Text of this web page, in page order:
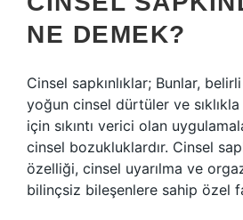
NE DEMEK?
Cinsel sapkınlıklar; Bunlar,
yoğun cinsel dürtüler ve
için sıkıntı verici olan
cinsel bozukluklardır. Cinsel
özelliği, cinsel uyarılma ve
bilinçsiz bileşenlere sahip özel